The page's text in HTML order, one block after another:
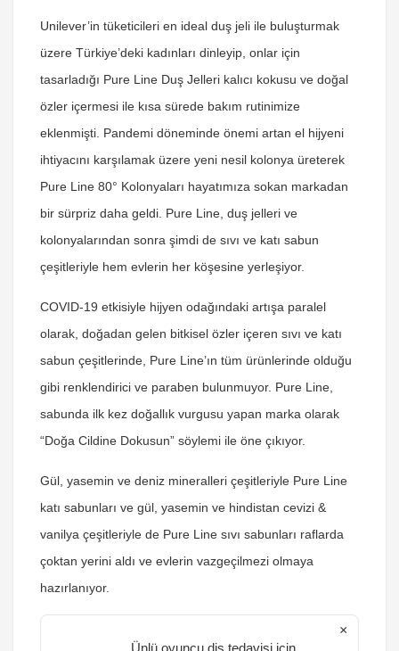
Unilever’in tüketicileri en ideal duş jeli ile buluşturmak
üzere Türkiye’deki kadınları dinleyip, onlar için
tasarladığı Pure Line Duş Jelleri kalıcı kokusu ve doğal
özler içermesi ile kısa sürede bakım rutinimize
eklenmişti. Pandemi döneminde önemi artan el hijyeni
ihtiyacını karşılamak üzere yeni nesil kolonya üreterek
Pure Line 80° Kolonyaları hayatımıza sokan markadan
bir sürpriz daha geldi. Pure Line, duş jelleri ve
kolonyalarından sonra şimdi de sıvı ve katı sabun
çeşitleriyle hem evlerin her köşesine yerleşiyor.
COVID-19 etkisiyle hijyen odağındaki artışa paralel
olarak, doğadan gelen bitkisel özler içeren sıvı ve katı
sabun çeşitlerinde, Pure Line’ın tüm ürünlerinde olduğu
gibi renklendirici ve paraben bulunmuyor. Pure Line,
sabunda ilk kez doğallık vurgusu yapan marka olarak
“Doğa Cildine Dokusun” söylemi ile öne çıkıyor.
Gül, yasemin ve deniz mineralleri çeşitleriyle Pure Line
katı sabunları ve gül, yasemin ve hindistan cevizi &
vanilya çeşitleriyle de Pure Line sıvı sabunları raflarda
çoktan yerini aldı ve evlerin vazgeçilmezi olmaya
hazırlanıyor.
Ünlü oyuncu diş tedavisi için
×